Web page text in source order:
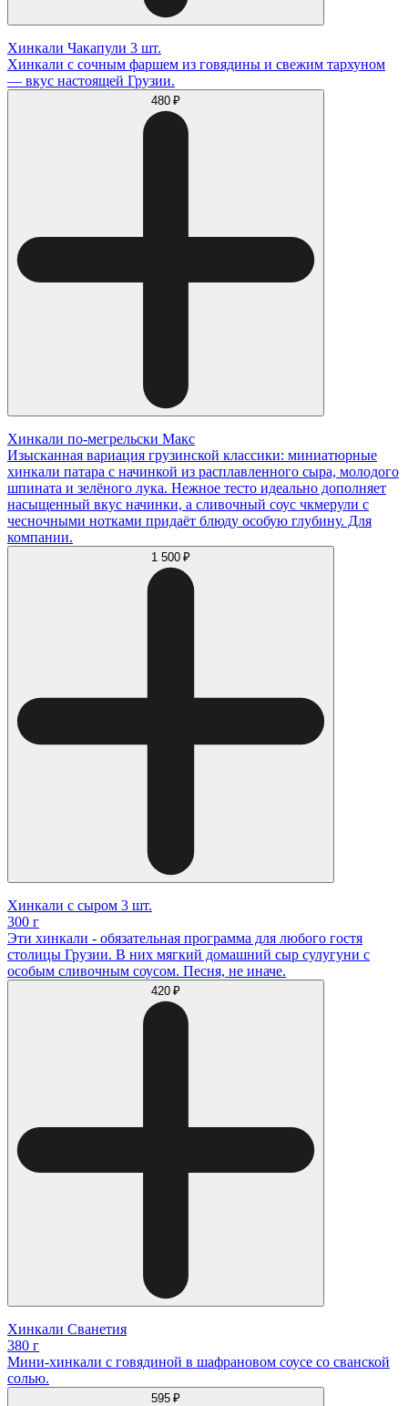
Хинкали Чакапули 3 шт.
Хинкали с сочным фаршем из говядины и свежим тархуном
— вкус настоящей Грузии.
480 ₽
Хинкали по-мегрельски Макс
Изысканная вариация грузинской классики: миниатюрные
хинкали патара с начинкой из расплавленного сыра, молодого
шпината и зелёного лука. Нежное тесто идеально дополняет
насыщенный вкус начинки, а сливочный соус чкмерули с
чесночными нотками придаёт блюду особую глубину. Для
компании.
1 500 ₽
Хинкали с сыром 3 шт.
300 г
Эти хинкали - обязательная программа для любого гостя
столицы Грузии. В них мягкий домашний сыр сулугуни с
особым сливочным соусом. Песня, не иначе.
420 ₽
Хинкали Сванетия
380 г
Мини-хинкали с говядиной в шафрановом соусе со сванской
солью.
595 ₽